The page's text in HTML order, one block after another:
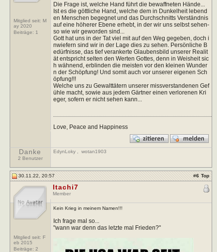
Mitglied seit: M
ay 2020
Beiträge: 1
Die Frage ist, welche Hand führt die bewaffneten Hände...
Ist es die göttliche Hand, welche dem in Dunkelheit lebend
en Menschen begegnet und das Durchschnitts Verständnis
auf eine höherer Ebene erhebt, in der wir uns selbst sehen-
so wie wir geworden sind...
Gott hat uns in der Tat viel mit auf den Weg gegeben, doch i
nwiefern sind wir in der Lage dies zu sehen. Persönliche B
edürfnisse, das tief verankerte Glaubensbild unserer Realit
ät entspricht selten den Werten Gottes, denn in Weisheit sic
h wähnend, erblinden die meisten vor den kleinen Wunder
n der Schöpfung! Und somit auch vor unserer eigenen Sch
öpfung!!!
Welche uns zu Gewalttätern unserer missverstandenen Gef
ühle macht, sowie aus jedem Gärtner einen verlorenen Kri
eger, sofern er nicht sehen kann...
Love, Peace and Happiness
Danke
2 Benutzer
EdynLoky wotan1903
30.11.22, 20:57 #6 Top
Mitglied seit: F
eb 2015
Beiträge: 2
Itachi7
Member
Kein Krieg in meinem Namen!!!
Ich frage mal so...
"wann war denn das letzte mal Frieden?"